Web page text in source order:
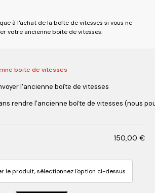
à l'achat de la boîte de vitesses si vous ne
votre ancienne boîte de vitesses.
boite de vitesses
l'ancienne boîte de vitesses
rendre l'ancienne boîte de vitesses (nous
150,00 €
le produit, sélectionnez l'option ci-dessus